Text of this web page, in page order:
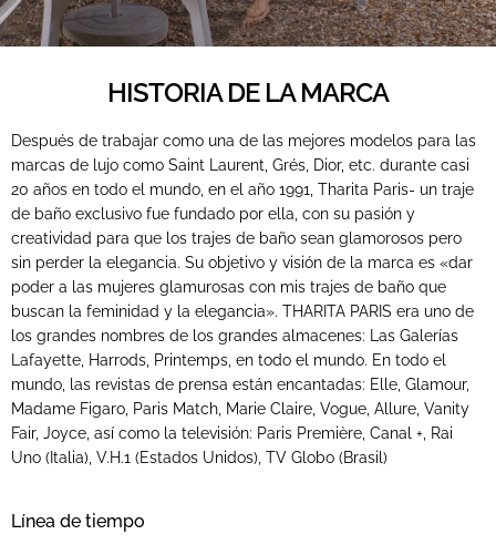
HISTORIA DE LA MARCA
Después de trabajar como una de las mejores modelos para las
marcas de lujo como Saint Laurent, Grés, Dior, etc. durante casi
20 años en todo el mundo, en el año 1991, Tharita Paris- un traje
de baño exclusivo fue fundado por ella, con su pasión y
creatividad para que los trajes de baño sean glamorosos pero
sin perder la elegancia. Su objetivo y visión de la marca es «dar
poder a las mujeres glamurosas con mis trajes de baño que
buscan la feminidad y la elegancia». THARITA PARIS era uno de
los grandes nombres de los grandes almacenes: Las Galerías
Lafayette, Harrods, Printemps, en todo el mundo. En todo el
mundo, las revistas de prensa están encantadas: Elle, Glamour,
Madame Figaro, Paris Match, Marie Claire, Vogue, Allure, Vanity
Fair, Joyce, así como la televisión: Paris Première, Canal +, Rai
Uno (Italia), V.H.1 (Estados Unidos), TV Globo (Brasil)
Línea de tiempo